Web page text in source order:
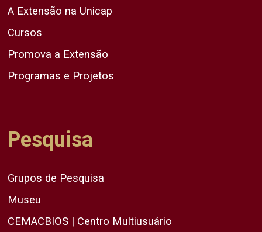
A Extensão na Unicap
Cursos
Promova a Extensão
Programas e Projetos
Pesquisa
Grupos de Pesquisa
Museu
CEMACBIOS | Centro Multiusuário